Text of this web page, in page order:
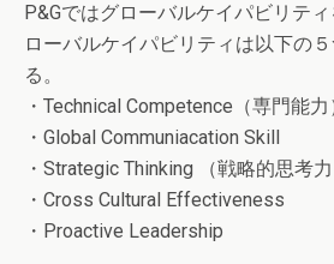
P&Gではグローバルケイパビリテ
ローバルケイパビリティは以下の
る。
・Technical Competence（専門能力
・Global Communiacation Skill
・Strategic Thinking （戦略的思考力
・Cross Cultural Effectiveness
・Proactive Leadership